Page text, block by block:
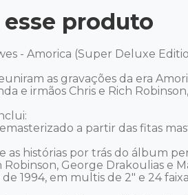
produto
- Amorica (Super Deluxe
as gravações da era
e irmãos Chris e Rich
a partir das fitas
as histórias por trás do álbum
George Drakoulias e
1994, em multis de 2" e 24